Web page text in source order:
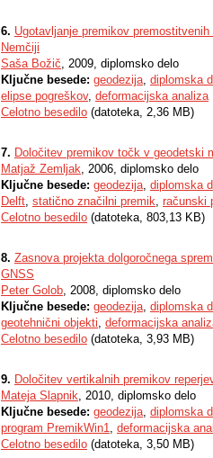
6. Ugotavljanje premikov
Nemčiji
Saša Božič, 2009, diplomsko delo
Ključne besede: geodezija, diplomska
elipse pogreškov, deformacijska analiza
Celotno besedilo (datoteka, 2,36 MB)
7. Določitev premikov točk v geodetski
Matjaž Zemljak, 2006, diplomsko delo
Ključne besede: geodezija, diplomska
Delft, statično značilni premik, računski
Celotno besedilo (datoteka, 803,13 KB)
8. Zasnova projekta dolgoročnega
GNSS
Peter Golob, 2008, diplomsko delo
Ključne besede: geodezija, diplomska
geotehnični objekti, deformacijska
Celotno besedilo (datoteka, 3,93 MB)
9. Določitev vertikalnih premikov
Mateja Slapnik, 2010, diplomsko delo
Ključne besede: geodezija, diplomska
program PremikWin1, deformacijska
Celotno besedilo (datoteka, 3,50 MB)